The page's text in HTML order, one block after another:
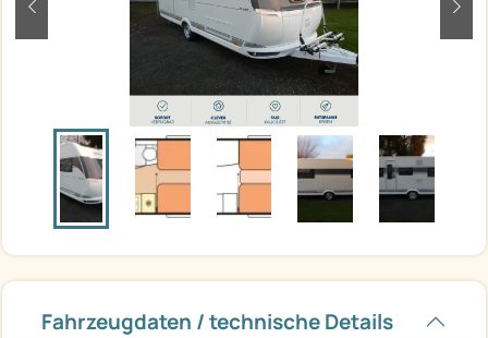
zurück
Fahrzeugdaten / technische Details